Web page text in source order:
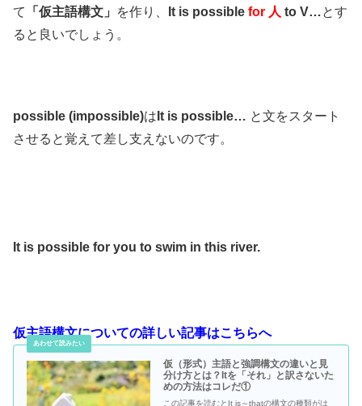
て
「仮主語構文」 を作り、 It is possible for 人 to V…とす
ると良いでしょう。
possible (impossible)は It is possible… と文をスタート
させると覚えて差し支えないのです。
It is possible for you to swim in this river.
仮主語構文についての詳しい記事はこちらへ
仮（形式）主語と強調構文の違いと見
分け方とは？Itを「それ」と訳さないた
めの方法はコレだ①
この記事を読むとIt is～thatの構文の種類がは